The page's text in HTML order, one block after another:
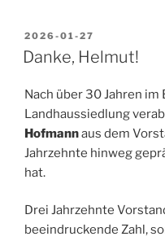
VERÖFFENTLICHT
AM
2026-01-27
Danke, Helmut!
Nach über 30 Jahren im
Landhaussiedlung
Hofmannaus dem
Jahrzehnte hinweg
hat.
Drei Jahrzehnte
beeindruckende Zahl,